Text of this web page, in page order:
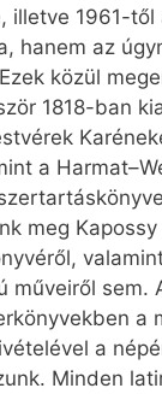
illetve 1961-től
hanem az
közül
1818-ban
a
meg Kapossy
műveiről sem.
a
a
Minden